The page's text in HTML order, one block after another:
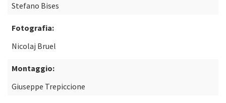
Stefano Bises
Fotografia:
Nicolaj Bruel
Montaggio:
Giuseppe Trepiccione